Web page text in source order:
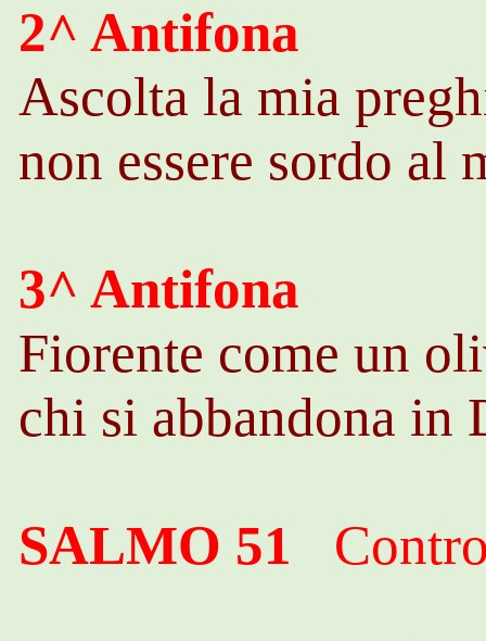
2^ Antifona
Ascolta la mia
non essere sordo al
3^ Antifona
Fiorente come un
chi si abbandona in
SALMO 51